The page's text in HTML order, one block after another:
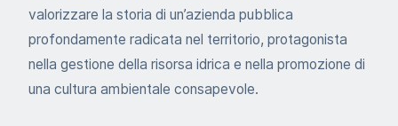
valorizzare la storia di un’azienda pubblica
profondamente radicata nel territorio, protagonista
nella gestione della risorsa idrica e nella promozione di
una cultura ambientale consapevole.